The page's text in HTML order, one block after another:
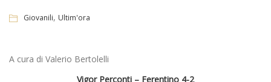
Giovanili, Ultim'ora
A cura di Valerio Bertolelli
Vigor Perconti – Ferentino 4-2